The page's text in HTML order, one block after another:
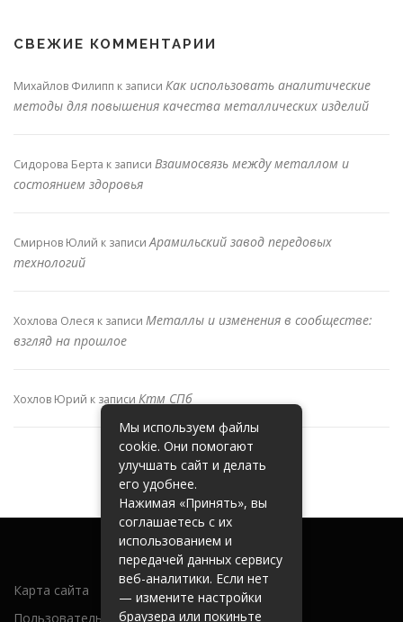
СВЕЖИЕ КОММЕНТАРИИ
Михайлов Филипп к записи Как использовать аналитические
методы для повышения качества металлических изделий
Сидорова Берта к записи Взаимосвязь между металлом и
состоянием здоровья
Смирнов Юлий к записиАрамильский завод передовых
технологий
Хохлова Олеся к записи Металлы и изменения в сообществе:
взгляд на прошлое
Хохлов Юрий к записи Ктм СПб
Карта сайта
Пользовательское соглашение
Мы используем файлы
cookie. Они помогают
улучшать сайт и делать
его удобнее.
Нажимая «Принять», вы
соглашаетесь с их
использованием и
передачей данных сервису
веб-аналитики. Если нет
— измените настройки
браузера или покиньте